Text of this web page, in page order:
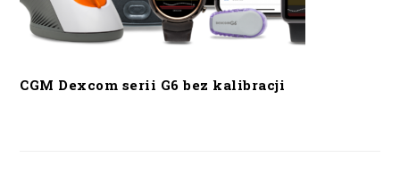
CGM Dexcom serii G6 bez kalibracji